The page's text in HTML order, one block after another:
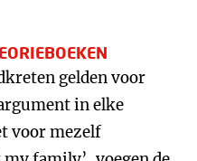
gelden voor
in elke
voor mezelf